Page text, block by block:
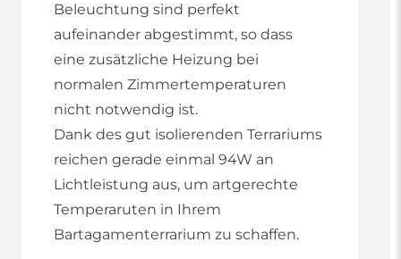
Beleuchtung sind perfekt
aufeinander abgestimmt, so dass
eine zusätzliche Heizung bei
normalen Zimmertemperaturen
nicht notwendig ist.
Dank des gut isolierenden Terrariums
reichen gerade einmal 94W an
Lichtleistung aus, um artgerechte
Temperaruten in Ihrem
Bartagamenterrarium zu schaffen.